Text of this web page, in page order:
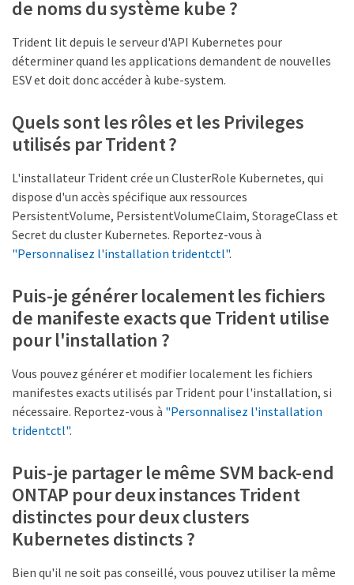
de noms du système kube ?
Trident lit depuis le serveur d'API Kubernetes pour
déterminer quand les applications demandent de nouvelles
ESV et doit donc accéder à kube-system.
Quels sont les rôles et les Privileges
utilisés par Trident ?
L'installateur Trident crée un ClusterRole Kubernetes, qui
dispose d'un accès spécifique aux ressources
PersistentVolume, PersistentVolumeClaim, StorageClass et
Secret du cluster Kubernetes. Reportez-vous à
"Personnalisez l'installation tridentctl".
Puis-je générer localement les fichiers
de manifeste exacts que Trident utilise
pour l'installation ?
Vous pouvez générer et modifier localement les fichiers
manifestes exacts utilisés par Trident pour l'installation, si
nécessaire. Reportez-vous à "Personnalisez l'installation
tridentctl".
Puis-je partager le même SVM back-end
ONTAP pour deux instances Trident
distinctes pour deux clusters
Kubernetes distincts ?
Bien qu'il ne soit pas conseillé, vous pouvez utiliser la même